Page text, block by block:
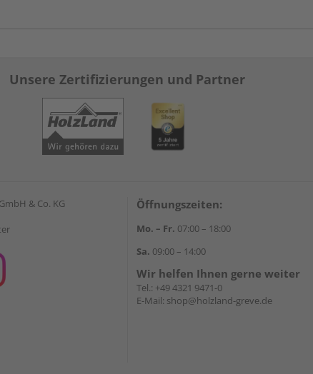
Unsere Zertifizierungen und Partner
& Co. KG
Öffnungszeiten:
Mo. – Fr. 07:00 – 18:00
Sa. 09:00 – 14:00
Wir helfen Ihnen gerne weiter
Tel.: +49 4321 9471-0
E-Mail: shop@holzland-greve.de